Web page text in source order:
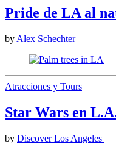
Pride de LA al
by Alex Schechter
Atracciones y Tours
Star Wars en
by Discover Los Angeles